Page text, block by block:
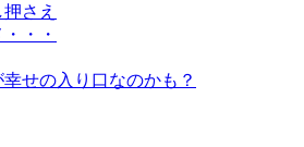
さえ
・・
せの入り口なのかも？